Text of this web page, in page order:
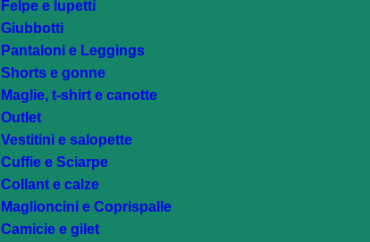
Felpe e lupetti
Giubbotti
Pantaloni e Leggings
Shorts e gonne
Maglie, t-shirt e canotte
Outlet
Vestitini e salopette
Cuffie e Sciarpe
Collant e calze
Maglioncini e Coprispalle
Camicie e gilet